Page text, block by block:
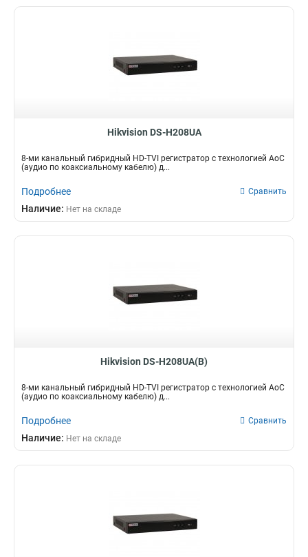
Hikvision DS-H208UA
8-ми канальный гибридный HD-TVI регистратор c технологией AoC
(аудио по коаксиальному кабелю) д...
Подробнее Сравнить
Наличие: Нет на складе
Hikvision DS-H208UA(B)
8-ми канальный гибридный HD-TVI регистратор c технологией AoC
(аудио по коаксиальному кабелю) д...
Подробнее Сравнить
Наличие: Нет на складе